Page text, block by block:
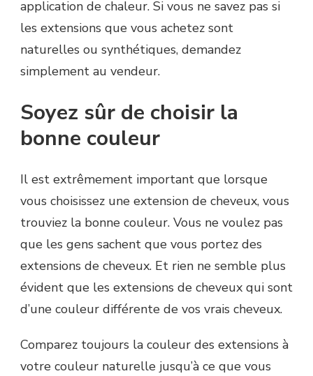
application de chaleur. Si vous ne savez pas si
les extensions que vous achetez sont
naturelles ou synthétiques, demandez
simplement au vendeur.
Soyez sûr de choisir la
bonne couleur
Il est extrêmement important que lorsque
vous choisissez une extension de cheveux, vous
trouviez la bonne couleur. Vous ne voulez pas
que les gens sachent que vous portez des
extensions de cheveux. Et rien ne semble plus
évident que les extensions de cheveux qui sont
d’une couleur différente de vos vrais cheveux.
Comparez toujours la couleur des extensions à
votre couleur naturelle jusqu’à ce que vous